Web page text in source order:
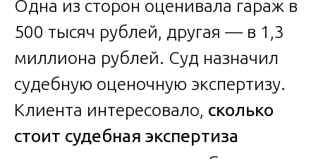
Одна из сторон оценивала гараж в
500 тысяч рублей, другая — в 1,3
миллиона рублей. Суд назначил
судебную оценочную экспертизу.
Клиента интересовало, сколько
стоит судебная экспертиза